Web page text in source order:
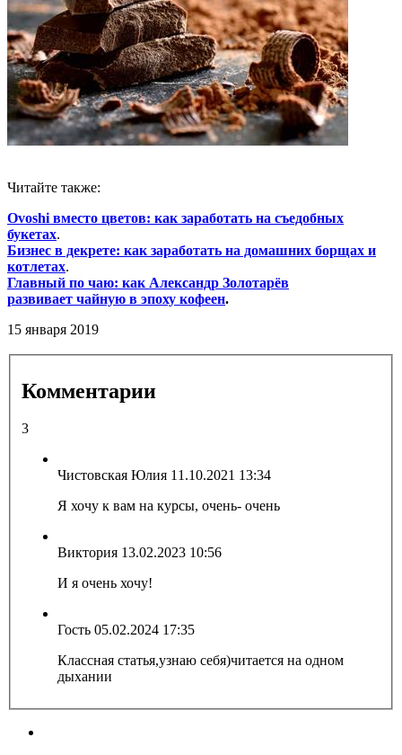
Читайте также:
Ovoshi вместо цветов: как заработать на съедобных
букетах.
Бизнес в декрете: как заработать на домашних борщах и
котлетах.
Главный по чаю: как Александр Золотарёв
развивает чайную в эпоху кофеен.
15 января 2019
Комментарии
3
Чистовская Юлия 11.10.2021 13:34
Я хочу к вам на курсы, очень- очень
Виктория 13.02.2023 10:56
И я очень хочу!
Гость 05.02.2024 17:35
Классная статья,узнаю себя)читается на одном
дыхании